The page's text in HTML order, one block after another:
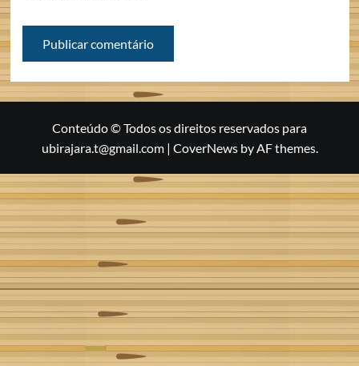
Conteúdo © Todos os direitos reservados para
ubirajara.t@gmail.com | CoverNewsby AF themes.